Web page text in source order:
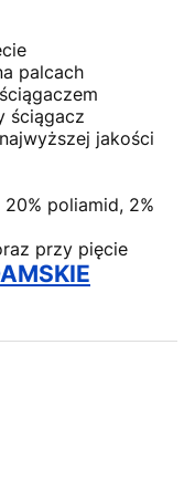
palcach
ściągacz
jakości
20% poliamid, 2%
przy pięcie